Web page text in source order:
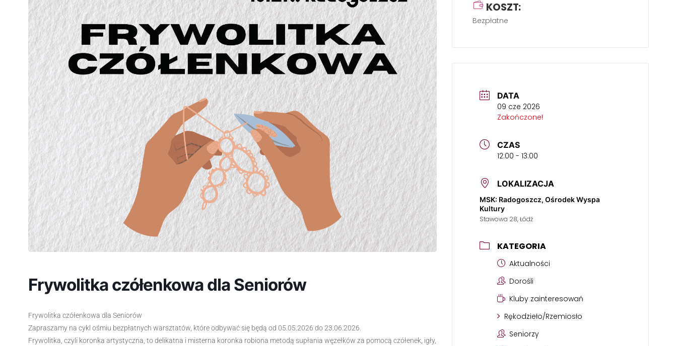
Frywolitka czółenkowa dla Seniorów
Frywolitka czółenkowa dla Seniorów
Zapraszamy na cykl ośmiu bezpłatnych warsztatów, które odbywać się będą od 05.05.2026 do 23.06.2026.
Frywolitka, czyli koronka artystyczna, to delikatna i misterna koronka robiona metodą supłania węzełków za pomocą czółenek, igły,
DATA
09 cze 2026
Zakończone!
CZAS
12:00 - 13:00
LOKALIZACJA
MSK: Radogoszcz, Ośrodek Wyspa
Kultury
Stawowa 28, Łódź
KATEGORIA
Aktualności
Dorośli
Kluby zainteresowań
Rękodzieło/Rzemiosło
Seniorzy
KOSZT:
Bezpłatne